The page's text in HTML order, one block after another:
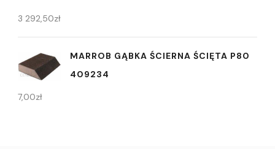
3 292,50zł
MARROB GĄBKA ŚCIERNA ŚCIĘTA P80
409234
7,00zł